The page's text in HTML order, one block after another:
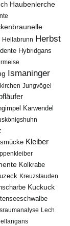
Haubenlerche
Hellabrunn Herbst
Hybridgans
Ismaninger
Jungvögel
Karwendel
Kleiber
Kolkrabe
Kreuzstauden
Kuckuck
Lech